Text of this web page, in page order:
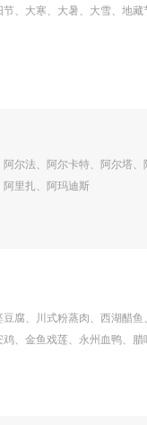
、大寒、大暑、大雪、地
尔法、阿尔卡特、阿尔塔
阿里扎、阿玛迪斯
腐、川式粉蒸肉、西湖醋
、金鱼戏莲、永州血鸭、腊